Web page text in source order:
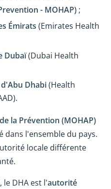
- MOHAP) ;
Émirats (Emirates Health
Dubaï(Dubai Health
Dhabi(Health
la Prévention (MOHAP)
dans l'ensemble du pays.
locale différente
le DHA est l'autorité